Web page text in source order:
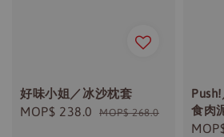
好味小姐／冰沙枕套
Sale
MOP$ 238.0 Regular
MOP$ 268.0
食肉